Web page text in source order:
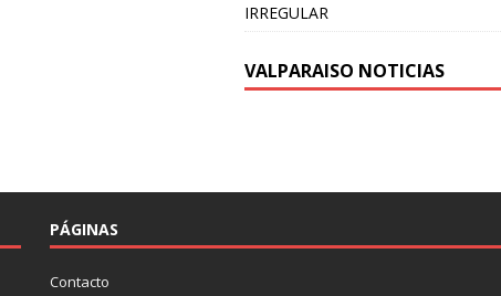
IRREGULAR
VALPARAISO NOTICIAS
PÁGINAS
Contacto